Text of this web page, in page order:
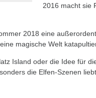
2016 macht sie
2018 eine
magische Welt
Island oder die Idee für
die Elfen-Szenen